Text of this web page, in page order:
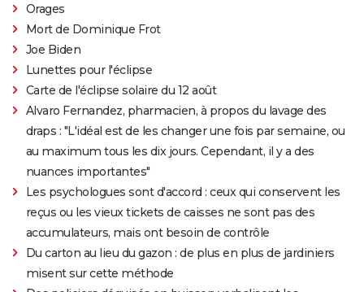
Orages
Mort de Dominique Frot
Joe Biden
Lunettes pour l'éclipse
Carte de l'éclipse solaire du 12 août
Alvaro Fernandez, pharmacien, à propos du lavage des
draps : "L'idéal est de les changer une fois par semaine, ou
au maximum tous les dix jours. Cependant, il y a des
nuances importantes"
Les psychologues sont d'accord : ceux qui conservent les
reçus ou les vieux tickets de caisses ne sont pas des
accumulateurs, mais ont besoin de contrôle
Du carton au lieu du gazon : de plus en plus de jardiniers
misent sur cette méthode